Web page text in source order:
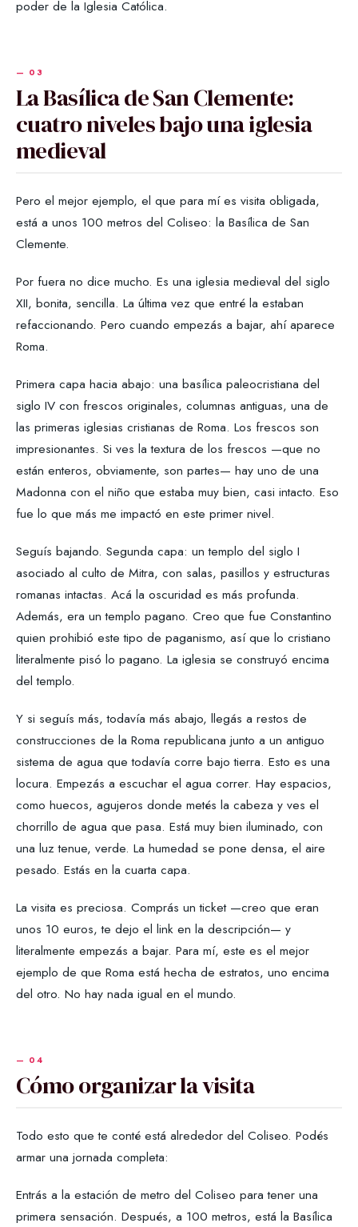
poder de la Iglesia Católica.
La Basílica de San Clemente:
cuatro niveles bajo una iglesia
medieval
Pero el mejor ejemplo, el que para mí es visita obligada,
está a unos 100 metros del Coliseo: la Basílica de San
Clemente.
Por fuera no dice mucho. Es una iglesia medieval del siglo
XII, bonita, sencilla. La última vez que entré la estaban
refaccionando. Pero cuando empezás a bajar, ahí aparece
Roma.
Primera capa hacia abajo: una basílica paleocristiana del
siglo IV con frescos originales, columnas antiguas, una de
las primeras iglesias cristianas de Roma. Los frescos son
impresionantes. Si ves la textura de los frescos —que no
están enteros, obviamente, son partes— hay uno de una
Madonna con el niño que estaba muy bien, casi intacto. Eso
fue lo que más me impactó en este primer nivel.
Seguís bajando. Segunda capa: un templo del siglo I
asociado al culto de Mitra, con salas, pasillos y estructuras
romanas intactas. Acá la oscuridad es más profunda.
Además, era un templo pagano. Creo que fue Constantino
quien prohibió este tipo de paganismo, así que lo cristiano
literalmente pisó lo pagano. La iglesia se construyó encima
del templo.
Y si seguís más, todavía más abajo, llegás a restos de
construcciones de la Roma republicana junto a un antiguo
sistema de agua que todavía corre bajo tierra. Esto es una
locura. Empezás a escuchar el agua correr. Hay espacios,
como huecos, agujeros donde metés la cabeza y ves el
chorrillo de agua que pasa. Está muy bien iluminado, con
una luz tenue, verde. La humedad se pone densa, el aire
pesado. Estás en la cuarta capa.
La visita es preciosa. Comprás un ticket —creo que eran
unos 10 euros, te dejo el link en la descripción— y
literalmente empezás a bajar. Para mí, este es el mejor
ejemplo de que Roma está hecha de estratos, uno encima
del otro. No hay nada igual en el mundo.
Cómo organizar la visita
Todo esto que te conté está alrededor del Coliseo. Podés
armar una jornada completa:
Entrás a la estación de metro del Coliseo para tener una
primera sensación. Después, a 100 metros, está la Basílica